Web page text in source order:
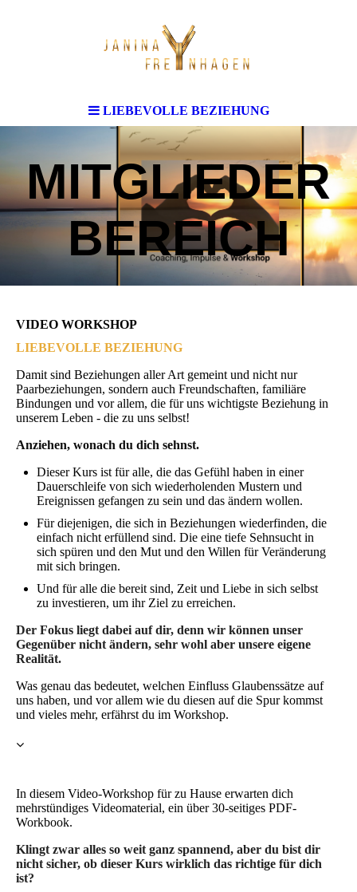
LIEBEVOLLE BEZIEHUNG
MITGLIEDER
BEREICH
VIDEO WORKSHOP
LIEBEVOLLE BEZIEHUNG
Damit sind Beziehungen aller Art gemeint und nicht nur
Paarbeziehungen, sondern auch Freundschaften, familiäre
Bindungen und vor allem, die für uns wichtigste Beziehung in
unserem Leben - die zu uns selbst!
Anziehen, wonach du dich sehnst.
Dieser Kurs ist für alle, die das Gefühl haben in einer
Dauerschleife von sich wiederholenden Mustern und
Ereignissen gefangen zu sein und das ändern wollen.
Für diejenigen, die sich in Beziehungen wiederfinden, die
einfach nicht erfüllend sind. Die eine tiefe Sehnsucht in
sich spüren und den Mut und den Willen für Veränderung
mit sich bringen.
Und für alle die bereit sind, Zeit und Liebe in sich selbst
zu investieren, um ihr Ziel zu erreichen.
Der Fokus liegt dabei auf dir, denn wir können unser
Gegenüber nicht ändern, sehr wohl aber unsere eigene
Realität.
Was genau das bedeutet, welchen Einfluss Glaubenssätze auf
uns haben, und vor allem wie du diesen auf die Spur kommst
und vieles mehr, erfährst du im Workshop.
In diesem Video-Workshop für zu Hause erwarten dich
mehrstündiges Videomaterial, ein über 30-seitiges PDF-
Workbook.
Klingt zwar alles so weit ganz spannend, aber du bist dir
nicht sicher, ob dieser Kurs wirklich das richtige für dich
ist?